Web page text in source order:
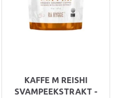
KAFFE M REISHI
SVAMPEEKSTRAKT -